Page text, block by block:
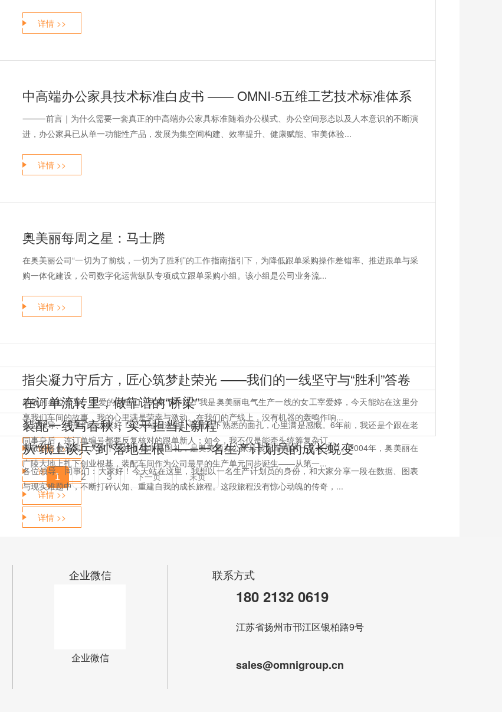
详情 >>
中高端办公家具技术标准白皮书 —— OMNI-5五维工艺技术标准体系
⸻前言｜为什么需要一套真正的中高端办公家具标准随着办公模式、办公空间形态以及人本意识的不断演
进，办公家具已从单一功能性产品，发展为集空间构建、效率提升、健康赋能、审美体验...
详情 >>
奥美丽每周之星：马士腾
在奥美丽公司“一切为了前线，一切为了胜利”的工作指南指引下，为降低跟单采购操作差错率、推进跟单与采
购一体化建设，公司数字化运营纵队专项成立跟单采购小组。该小组是公司业务流...
详情 >>
指尖凝力守后方，匠心筑梦赴荣光 ——我们的一线坚守与“胜利”答卷
尊敬的各位领导、亲爱的同事们：大家下午好！我是奥美丽电气生产一线的女工宰爱婷，今天能站在这里分
享我们车间的故事，我的心里满是荣幸与激动。在我们的产线上，没有机器的轰鸣作响...
详情 >>
在订单流转里，做靠谱的“桥梁”
各位领导、同事们，大家好！今天站在这里，看着台下熟悉的面孔，心里满是感慨。6年前，我还是个跟在老
同事身后，连订单编号都要反复核对的跟单新人；如今，我不仅是能牵头统筹复杂订...
详情 >>
装配一线写春秋，实干担当赴新程
尊敬的各位来宾，大家下午好！我叫高国礼，是奥美丽办公家具装配车间的一名老员工。2004年，奥美丽在
广陵大地上扎下创业根基，装配车间作为公司最早的生产单元同步诞生——从第一...
详情 >>
从“纸上谈兵”到“落地生根” ——一名生产计划员的成长蜕变
各位领导、同事们：大家好！今天站在这里，我想以一名生产计划员的身份，和大家分享一段在数据、图表
与现实难题中，不断打碎认知、重建自我的成长旅程。这段旅程没有惊心动魄的传奇，...
详情 >>
1 2 3 下一页 末页
企业微信
企业微信
联系方式
180 2132 0619
江苏省扬州市邗江区银柏路9号
sales@omnigroup.cn